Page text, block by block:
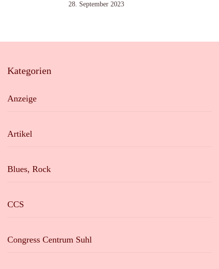
28. September 2023
Kategorien
Anzeige
Artikel
Blues, Rock
CCS
Congress Centrum Suhl